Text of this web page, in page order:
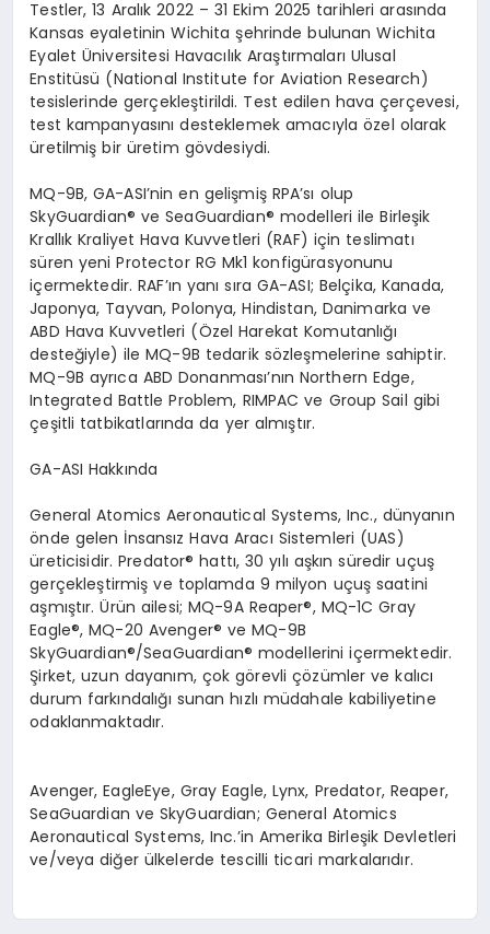
Testler, 13 Aralık 2022 – 31 Ekim 2025 tarihleri arasında
Kansas eyaletinin Wichita şehrinde bulunan Wichita
EyaletÜniversitesi Havacılık Araştırmaları Ulusal
Enstitüsü (National Institute for Aviation Research)
tesislerinde gerçekleştirildi. Test edilen hava çerçevesi,
test kampanyasını desteklemek amacıylaözel olarak
üretilmiş bir üretim gövdesiydi.
MQ-9B, GA-ASI’nin en gelişmiş RPA’sı olup
SkyGuardian® ve SeaGuardian® modelleri ile Birleşik
Krallık Kraliyet Hava Kuvvetleri (RAF) için teslimatı
süren yeni Protector RG Mk1 konfigürasyonunu
içermektedir. RAF’ın yanı sıra GA-ASI; Belçika, Kanada,
Japonya, Tayvan, Polonya, Hindistan, Danimarka ve
ABD Hava Kuvvetleri (Özel Harekat Komutanlığı
desteğiyle) ile MQ-9B tedarik sözleşmelerine sahiptir.
MQ-9B ayrıca ABD Donanması’nın Northern Edge,
Integrated Battle Problem, RIMPAC ve Group Sail gibi
çeşitli tatbikatlarında da yer almıştır.
GA-ASI Hakkında
General Atomics Aeronautical Systems, Inc., dünyanın
önde gelen İnsansız Hava Aracı Sistemleri (UAS)
üreticisidir. Predator®hattı, 30 yılı aşkın süredir uçuş
gerçekleştirmiş ve toplamda 9 milyon uçuş saatini
aşmıştır.Ürün ailesi; MQ-9A Reaper®, MQ-1C Gray
Eagle®, MQ-20 Avenger® ve MQ-9B
SkyGuardian®/SeaGuardian® modellerini içermektedir.
Şirket, uzun dayanım, çok görevli çözümler ve kalıcı
durum farkındalığı sunan hızlı müdahale kabiliyetine
odaklanmaktadır.
Avenger, EagleEye, Gray Eagle, Lynx, Predator, Reaper,
SeaGuardian ve SkyGuardian; General Atomics
Aeronautical Systems, Inc.’in Amerika Birleşik Devletleri
ve/veya diğer ülkelerde tescilli ticari markalarıdır.